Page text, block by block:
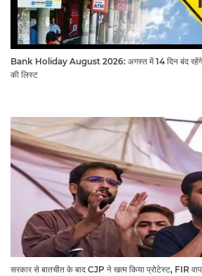
Bank Holiday August 2026: अगस्त में 14 दिन बंद रहेंगे
की लिस्ट​​​​​​​
सरकार से बातचीत के बाद CJP ने खत्म किया प्रोटेस्ट, FIR